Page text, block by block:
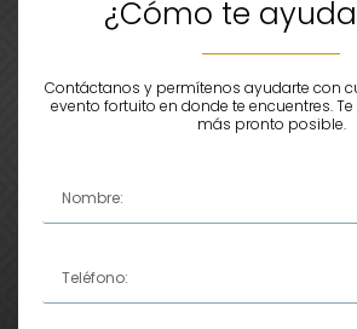
¿Cómo te
Contáctanos y permítenos ayudarte con
evento fortuito en donde te encuentres.
más pronto posible.